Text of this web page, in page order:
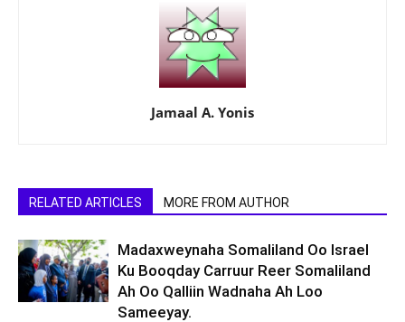
Jamaal A. Yonis
RELATED ARTICLES MORE FROM AUTHOR
Madaxweynaha Somaliland Oo Israel
Ku Booqday Carruur Reer Somaliland
Ah Oo Qalliin Wadnaha Ah Loo
Sameeyay.